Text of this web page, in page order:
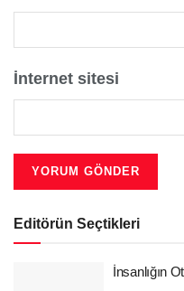
İnternet sitesi
Editörün Seçtikleri
İnsanlığın